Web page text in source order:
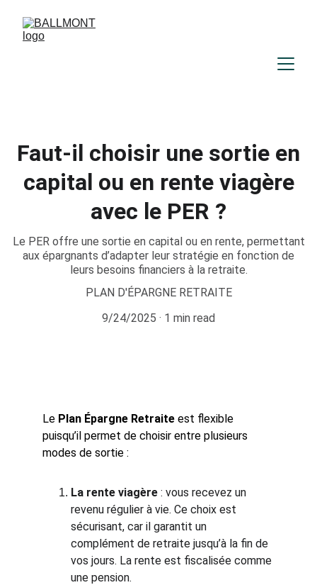
Faut-il choisir une sortie en
capital ou en rente viagère
avec le PER ?
Le PER offre une sortie en capital ou en rente, permettant
aux épargnants d’adapter leur stratégie en fonction de
leurs besoins financiers à la retraite.
PLAN D'ÉPARGNE RETRAITE
9/24/2025
1 min read
Le Plan Épargne Retraite est flexible
puisqu’il permet de choisir entre plusieurs
modes de sortie :
La rente viagère : vous recevez un
revenu régulier à vie. Ce choix est
sécurisant, car il garantit un
complément de retraite jusqu’à la fin de
vos jours. La rente est fiscalisée comme
une pension.